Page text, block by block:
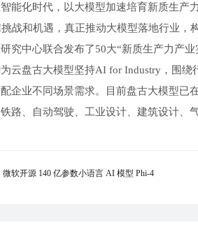
能化时代，以大模型加速培育新质生产
战和机遇，真正推动大模型落地行业，
究中心联合发布了50大“新质生产力产业
云盘古大模型坚持AI for Industry，围
企业不同场景需求。目前盘古大模型已
路、自动驾驶、工业设计、建筑设计、
微软开源 140 亿参数小语言 AI 模型 Phi-4